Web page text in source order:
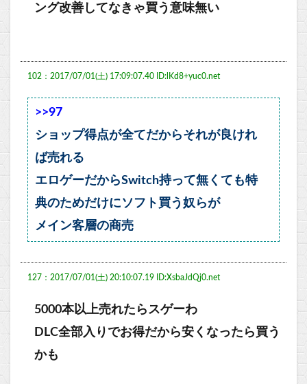
ング改善してなきゃ買う意味無い
102：2017/07/01(土) 17:09:07.40 ID:lKd8+yuc0.net
>>97
ショップ得点が全てだからそれが良けれ
ば売れる
エロゲーだからSwitch持って無くても特
典のためだけにソフト買う奴らが
メイン客層の商売
127：2017/07/01(土) 20:10:07.19 ID:XsbaJdQj0.net
5000本以上売れたらスゲーわ
DLC全部入りでお得だから安くなったら買う
かも